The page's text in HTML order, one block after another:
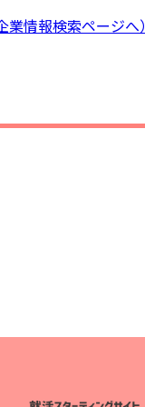
情報検索ページへ）